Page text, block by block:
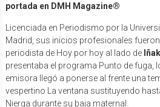
portada en DMH Magazine®
Licenciada en Periodismo por la
Madrid, sus inicios profesionales fueron
periodista de Hoy por hoy al lado de
presentaba el programa Punto de fuga,
emisora llegó a ponerse al frente una
vespertino La ventana sustituyendo
Nierga durante su baja maternal.